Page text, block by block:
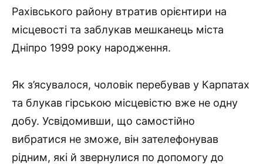
Рахівського району втратив орієнтири на
місцевості та заблукав мешканець міста
Дніпро 1999 року народження.
Як з’ясувалося, чоловік перебував у Карпатах
та блукав гірською місцевістю вже не одну
добу. Усвідомивши, що самостійно
вибратися не зможе, він зателефонував
рідним, які й звернулися по допомогу до